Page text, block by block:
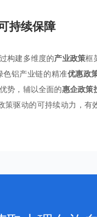
持续保障
构建多维度的产业政策框
色铝产业链的精准优惠政
势，辅以全面的惠企政策
驱动的可持续动力，有